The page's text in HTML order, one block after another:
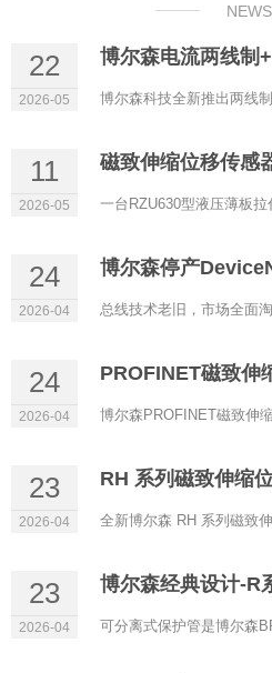
NEWS
22
2026-05
11
2026-05
磁致伸缩位移传感
24
2026-04
24
2026-04
23
2026-04
23
2026-04